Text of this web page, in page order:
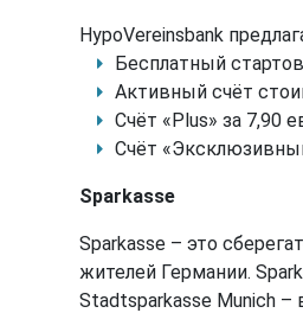
HypoVereinsbank
Бесплатный
Активный счёт
Счёт «Plus» за
Счёт
Sparkasse
Sparkasse – это
жителей Германии.
Stadtsparkasse Munich